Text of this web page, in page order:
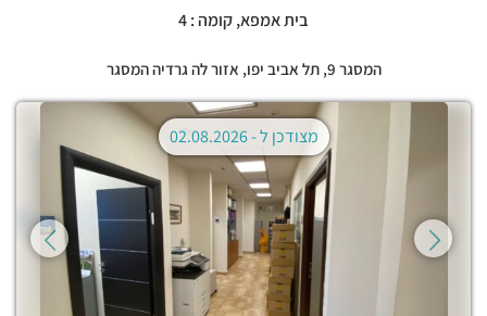
בית אמפא, קומה : 4
המסגר 9, תל אביב יפו, אזור לה גרדיה המסגר
מצודכן ל -02.08.2026